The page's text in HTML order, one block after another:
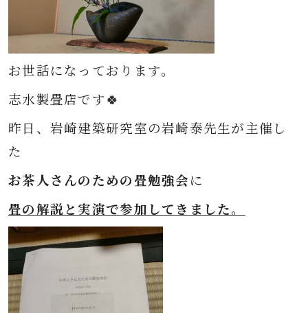
お世話になっております。
志水製畳店です🍀
昨日、岩崎建築研究室の岩崎泰先生が主催し
た
お茶人さんのための畳勉強会に
畳の解説と実演で参加してきました。